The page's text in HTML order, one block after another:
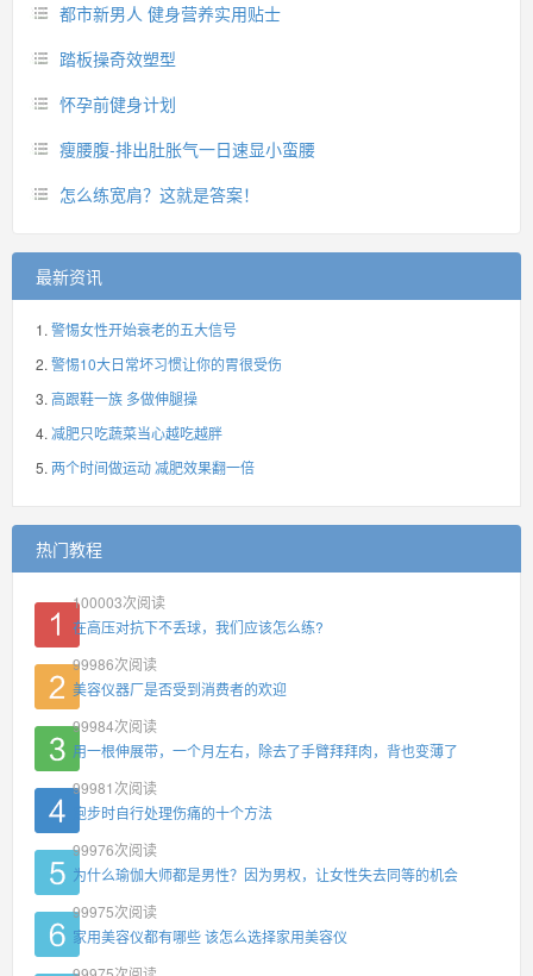
都市新男人 健身营养实用贴士
踏板操奇效塑型
怀孕前健身计划
瘦腰腹-排出肚胀气一日速显小蛮腰
怎么练宽肩？这就是答案！
最新资讯
警惕女性开始衰老的五大信号
警惕10大日常坏习惯让你的胃很受伤
高跟鞋一族 多做伸腿操
减肥只吃蔬菜当心越吃越胖
两个时间做运动 减肥效果翻一倍
热门教程
100003次阅读
在高压对抗下不丢球，我们应该怎么练?
99986次阅读
美容仪器厂是否受到消费者的欢迎
99984次阅读
用一根伸展带，一个月左右，除去了手臂拜拜肉，背也变薄了
99981 次阅读
跑步时自行处理伤痛的十个方法
99976次阅读
为什么瑜伽大师都是男性？因为男权，让女性失去同等的机会
99975次阅读
家用美容仪都有哪些 该怎么选择家用美容仪